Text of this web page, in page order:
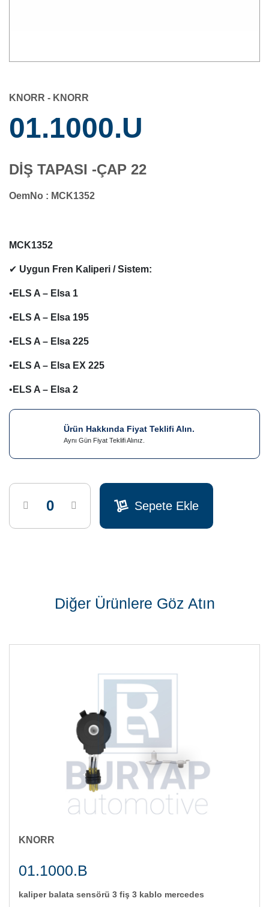
KNORR - KNORR
01.1000.U
DİŞ TAPASI -ÇAP 22
OemNo : MCK1352
MCK1352
✔ Uygun Fren Kaliperi / Sistem:
• ELS A – Elsa 1
• ELS A – Elsa 195
• ELS A – Elsa 225
• ELS A – Elsa EX 225
• ELS A – Elsa 2
Ürün Hakkında Fiyat Teklifi Alın.
Aynı Gün Fiyat Teklifi Alınız.
Sepete Ekle
Diğer Ürünlere Göz Atın
KNORR
01.1000.B
kali̇per balata sensörü 3 fi̇ş 3 kablo mercedes